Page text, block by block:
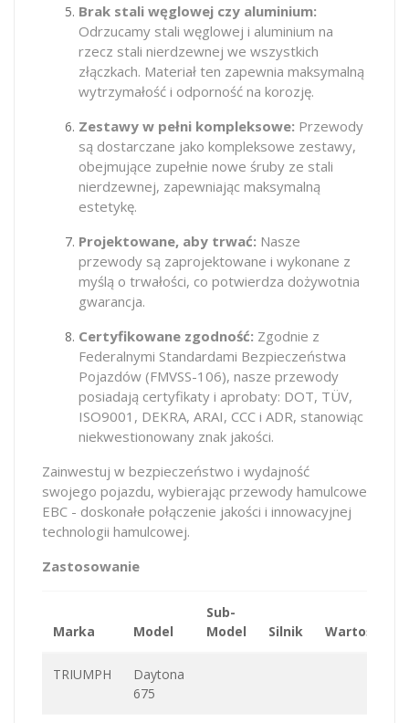
Brak stali węglowej czy aluminium:
Odrzucamy stali węglowej i aluminium na
rzecz stali nierdzewnej we wszystkich
złączkach. Materiał ten zapewnia maksymalną
wytrzymałość i odporność na korozję.
Zestawy w pełni kompleksowe: Przewody
są dostarczane jako kompleksowe zestawy,
obejmujące zupełnie nowe śruby ze stali
nierdzewnej, zapewniając maksymalną
estetykę.
Projektowane, aby trwać: Nasze
przewody są zaprojektowane i wykonane z
myślą o trwałości, co potwierdza dożywotnia
gwarancja.
Certyfikowane zgodność: Zgodnie z
Federalnymi Standardami Bezpieczeństwa
Pojazdów (FMVSS-106), nasze przewody
posiadają certyfikaty i aprobaty: DOT, TÜV,
ISO9001, DEKRA, ARAI, CCC i ADR, stanowiąc
niekwestionowany znak jakości.
Zainwestuj w bezpieczeństwo i wydajność
swojego pojazdu, wybierając przewody hamulcowe
EBC - doskonałe połączenie jakości i innowacyjnej
technologii hamulcowej.
Zastosowanie
Marka Model
Sub-
Model
Silnik Wartość
TRIUMPH
Daytona
675